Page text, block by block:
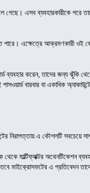
গেছে। এসব ব্যবহারকারীকে পরে
পারে। এক্ষেত্রে আক্রমণকারী ওই
ব্যবহার করেন, তাদের জন্য ঝুঁকি
বারবার বা একাধিক
নিরাপত্তায় এ কৌশলটি সবচেয়ে
মাল্টিফ্যাক্টর অথেনটিকেশন
তবে মাইক্রোসফটের এ প্রতিবেদন